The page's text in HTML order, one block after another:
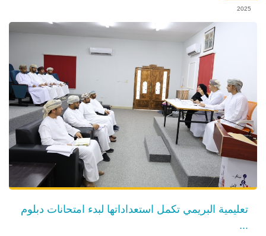
2025
تعليمية البريمي تكمل استعداداتها لبدء امتحانات دبلوم
...